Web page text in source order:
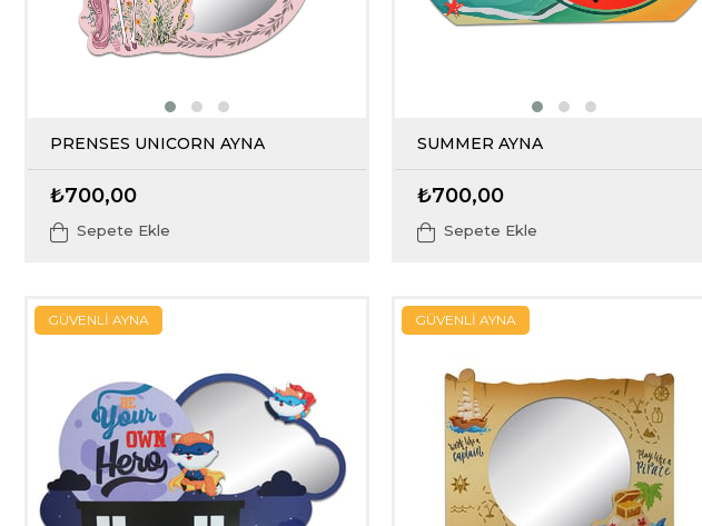
PRENSES UNICORN AYNA
₺700,00
Sepete Ekle
SUMMER AYNA
₺700,00
Sepete Ekle
GÜVENLİ AYNA GÜVENLİ AYNA